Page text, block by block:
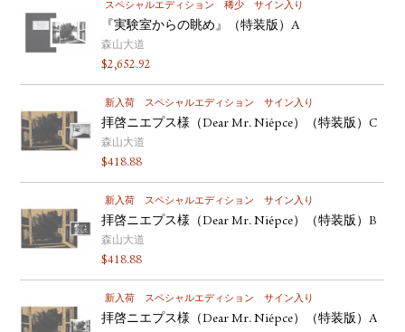
スペシャルエディション 稀少 サイン入り
『実験室からの眺め』（特装版）A
森山大道
$2,652.92
新入荷 スペシャルエディション サイン入り
拝啓ニエプス様（Dear Mr. Niépce）（特装版）C
森山大道
$418.88
新入荷 スペシャルエディション サイン入り
拝啓ニエプス様（Dear Mr. Niépce）（特装版）B
森山大道
$418.88
新入荷 スペシャルエディション サイン入り
拝啓ニエプス様（Dear Mr. Niépce）（特装版）A